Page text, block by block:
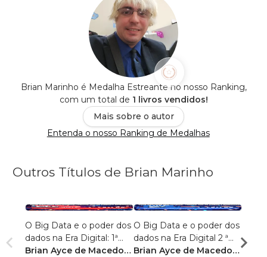
Brian Marinho é Medalha Estreante no nosso Ranking,
com um total de 1 livros vendidos!
Mais sobre o autor
Entenda o nosso Ranking de Medalhas
Outros Títulos de Brian Marinho
O Big Data e o poder dos
dados na Era Digital: 1ª
Edição.
Brian Ayce de Macedo
O Big Data e o poder dos
dados na Era Digital 2 ª
Edição:
Brian Ayce de Macedo